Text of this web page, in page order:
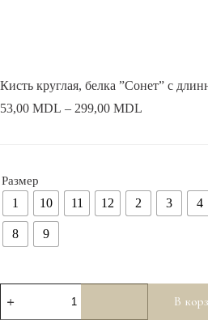
Кисть круглая, белка ”Сонет” с
53,00 MDL – 299,00 MDL
Размер
1 10 11 12 2 3 4
8 9
товара
Кисть
В